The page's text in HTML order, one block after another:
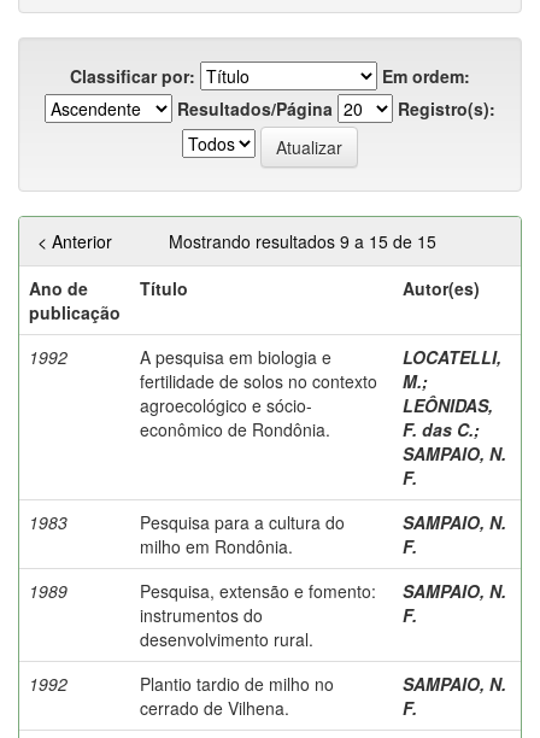
Classificar por:
Em ordem:
Resultados/Página
Registro(s):
Mostrando resultados 9 a 15 de 15
< Anterior
Ano de
publicação
Título Autor(es)
1992
A pesquisa em biologia e
fertilidade de solos no contexto
agroecológico e sócio-
econômico de Rondônia.
LOCATELLI,
M.;
LEÔNIDAS,
F. das C.;
SAMPAIO, N.
F.
1983
Pesquisa para a cultura do
milho em Rondônia.
SAMPAIO, N.
F.
1989
Pesquisa, extensão e fomento:
instrumentos do
desenvolvimento rural.
SAMPAIO, N.
F.
1992
Plantio tardio de milho no
cerrado de Vilhena.
SAMPAIO, N.
F.